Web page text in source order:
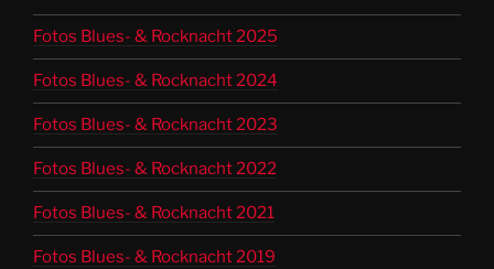
Fotos Blues- & Rocknacht 2025
Fotos Blues- & Rocknacht 2024
Fotos Blues- & Rocknacht 2023
Fotos Blues- & Rocknacht 2022
Fotos Blues- & Rocknacht 2021
Fotos Blues- & Rocknacht 2019